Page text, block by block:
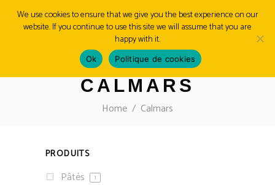
MENU
CALMARS
Home / Calmars
PRODUITS
Pâtés 1
We use cookies to ensure that we give you the best experience on our
website. If you continue to use this site we will assume that you are
happy with it.
Ok Politique de cookies